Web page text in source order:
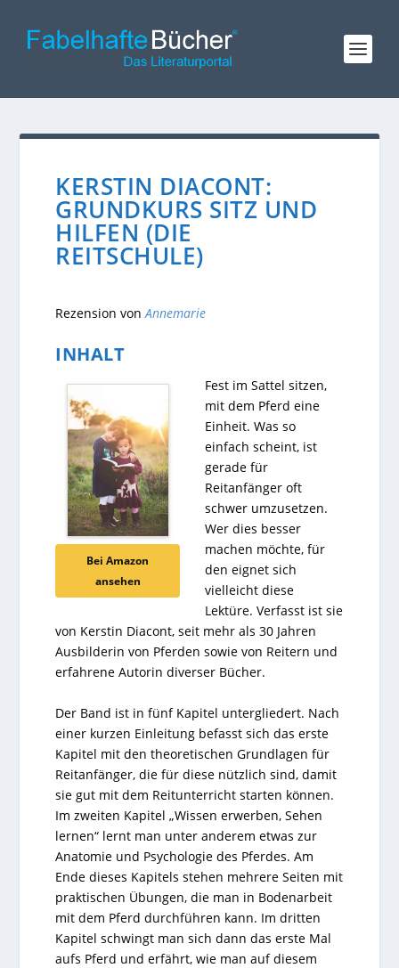
KERSTIN DIACONT:
GRUNDKURS SITZ UND
HILFEN (DIE
REITSCHULE)
Rezension vonAnnemarie
INHALT
Bei Amazon
ansehen
Fest im Sattel sitzen,
mit dem Pferd eine
Einheit. Was so
einfach scheint, ist
gerade für
Reitanfänger oft
schwer umzusetzen.
Wer dies besser
machen möchte, für
den eignet sich
vielleicht diese
Lektüre. Verfasst ist sie
von Kerstin Diacont, seit mehr als 30 Jahren
Ausbilderin von Pferden sowie von Reitern und
erfahrene Autorin diverser Bücher.
Der Band ist in fünf Kapitel untergliedert. Nach
einer kurzen Einleitung befasst sich das erste
Kapitel mit den theoretischen Grundlagen für
Reitanfänger, die für diese nützlich sind, damit
sie gut mit dem Reitunterricht starten können.
Im zweiten Kapitel „Wissen erwerben, Sehen
lernen“ lernt man unter anderem etwas zur
Anatomie und Psychologie des Pferdes. Am
Ende dieses Kapitels stehen mehrere Seiten mit
praktischen Übungen, die man in Bodenarbeit
mit dem Pferd durchführen kann. Im dritten
Kapitel schwingt man sich dann das erste Mal
aufs Pferd und erfährt, wie man auf diesem